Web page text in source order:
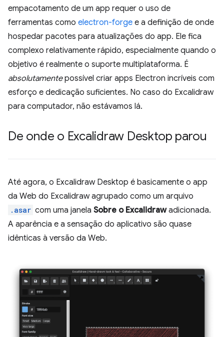
empacotamento de um app requer o uso de
ferramentas como electron-forge e a definição de onde
hospedar pacotes para atualizações do app. Ele fica
complexo relativamente rápido, especialmente quando o
objetivo é realmente o suporte multiplataforma. É
absolutamentepossível criar apps Electron incríveis com
esforço e dedicação suficientes. No caso do Excalidraw
para computador, não estávamos lá.
De onde o Excalidraw Desktop parou
Até agora, o Excalidraw Desktop é basicamente o app
da Web do Excalidraw agrupado como um arquivo
.asar com uma janela Sobre o Excalidrawadicionada.
A aparência e a sensação do aplicativo são quase
idênticas à versão da Web.